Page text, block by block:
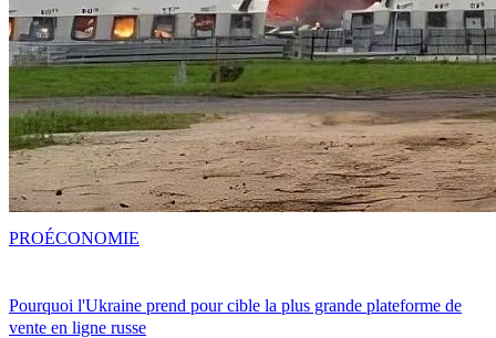
Pourquoi l'Ukraine prend pour cible la plus grande plateforme de
vente en ligne russe
PROÉCONOMIE